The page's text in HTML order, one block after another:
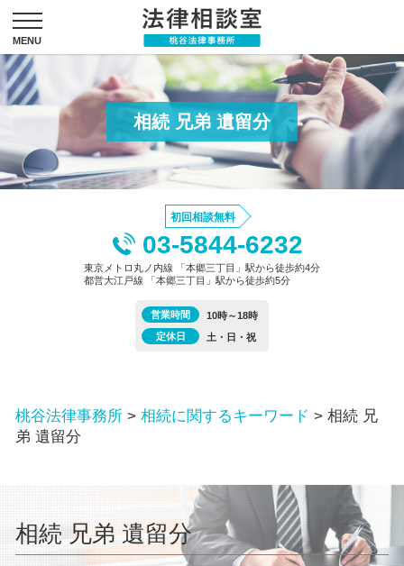
相続 兄弟 遺留分
初回相談無料
03-5844-6232
東京メトロ丸ノ内線 「本郷三丁目」駅から徒歩約4分
都営大江戸線 「本郷三丁目」駅から徒歩約5分
営業時間
10時～18時
定休日
土・日・祝
桃谷法律事務所 > 相続に関するキーワード > 相続 兄
弟 遺留分
相続 兄弟 遺留分